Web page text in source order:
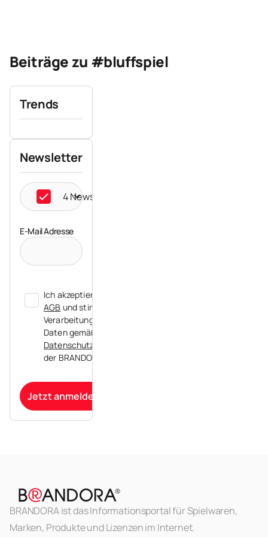
Beiträge zu #bluffspiel
Trends
Newsletter
4 Newsletter ausgewählt
E-Mail Adresse
Ich akzeptiere die
AGB und stimme der
Verarbeitung meiner
Daten gemäß der
Datenschutzerklärung
der BRANDORA zu.
Jetzt anmelden
BRANDORA ist das Informationsportal für Spielwaren,
Marken, Produkte und Lizenzen im Internet.